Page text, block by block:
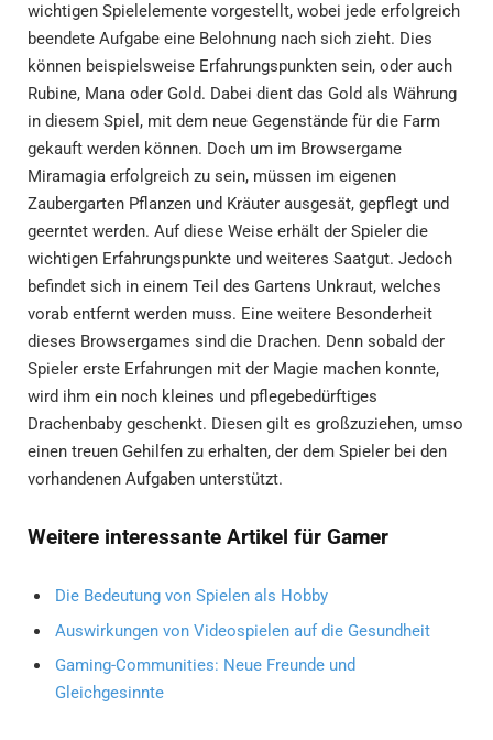
wichtigen Spielelemente vorgestellt, wobei jede erfolgreich
beendete Aufgabe eine Belohnung nach sich zieht. Dies
können beispielsweise Erfahrungspunkten sein, oder auch
Rubine, Mana oder Gold. Dabei dient das Gold als Währung
in diesem Spiel, mit dem neue Gegenstände für die Farm
gekauft werden können. Doch um im Browsergame
Miramagia erfolgreich zu sein, müssen im eigenen
Zaubergarten Pflanzen und Kräuter ausgesät, gepflegt und
geerntet werden. Auf diese Weise erhält der Spieler die
wichtigen Erfahrungspunkte und weiteres Saatgut. Jedoch
befindet sich in einem Teil des Gartens Unkraut, welches
vorab entfernt werden muss. Eine weitere Besonderheit
dieses Browsergames sind die Drachen. Denn sobald der
Spieler erste Erfahrungen mit der Magie machen konnte,
wird ihm ein noch kleines und pflegebedürftiges
Drachenbaby geschenkt. Diesen gilt es großzuziehen, umso
einen treuen Gehilfen zu erhalten, der dem Spieler bei den
vorhandenen Aufgaben unterstützt.
Weitere interessante Artikel für Gamer
Die Bedeutung von Spielen als Hobby
Auswirkungen von Videospielen auf die Gesundheit
Gaming-Communities: Neue Freunde und
Gleichgesinnte